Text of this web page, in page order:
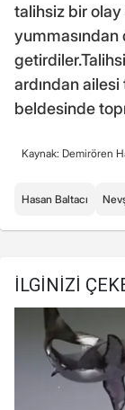
talihsiz bir
yummasından
ardından ailesi
beldesinde
Kaynak: Demirören
Hasan Baltacı